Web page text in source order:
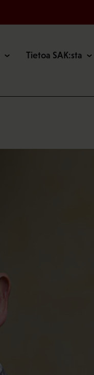
Tietoa SAK:sta